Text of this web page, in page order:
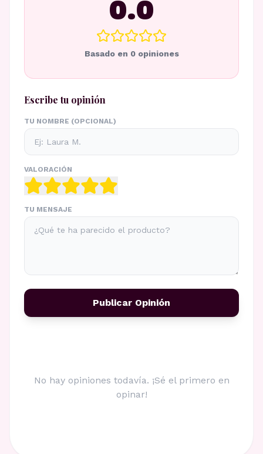
0.0
Basado en 0opiniones
Escribe tu opinión
TU NOMBRE (OPCIONAL)
VALORACIÓN
TU MENSAJE
Publicar Opinión
No hay opiniones todavía. ¡Sé el primero en
opinar!